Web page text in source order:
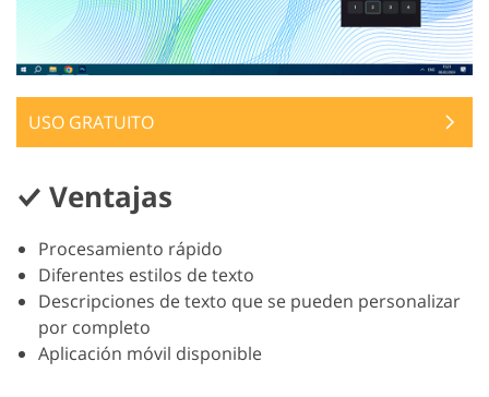
USO GRATUITO
Ventajas
Procesamiento rápido
Diferentes estilos de texto
Descripciones de texto que se pueden personalizar
por completo
Aplicación móvil disponible